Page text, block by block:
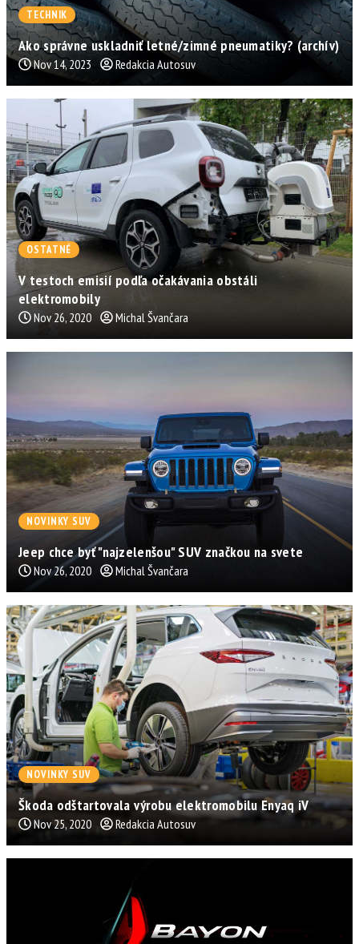
TECHNIK
Ako správne uskladniť letné/zimné pneumatiky? (archív)
Nov 14, 2023 Redakcia Autosuv
OSTATNÉ
V testoch emisií podľa očakávania obstáli
elektromobily
Nov 26, 2020 Michal Švančara
NOVINKY SUV
Jeep chce byť "najzelenšou" SUV značkou na svete
Nov 26, 2020 Michal Švančara
NOVINKY SUV
Škoda odštartovala výrobu elektromobilu Enyaq iV
Nov 25, 2020 Redakcia Autosuv